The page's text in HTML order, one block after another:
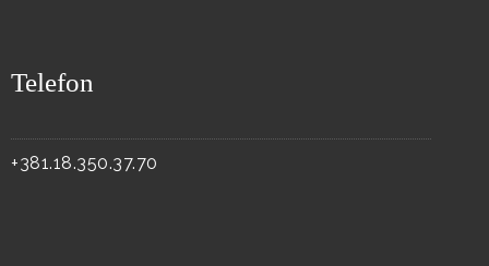
Telefon
+381.18.350.37.70